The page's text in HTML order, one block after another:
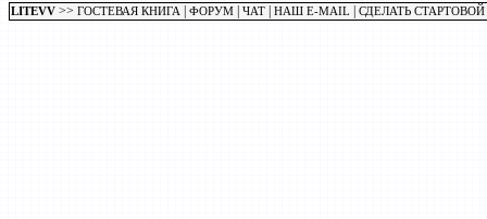
LITEVV >> ГОСТЕВАЯ КНИГА ФОРУМ ЧАТ НАШ E-MAIL СДЕЛАТЬ СТАРТОВОЙ